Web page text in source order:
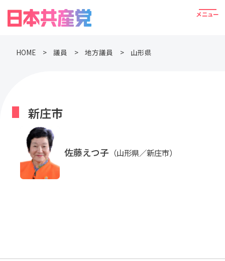
HOME 議員 地方議員 山形県
新庄市
佐藤えつ子 （山形県／新庄市）